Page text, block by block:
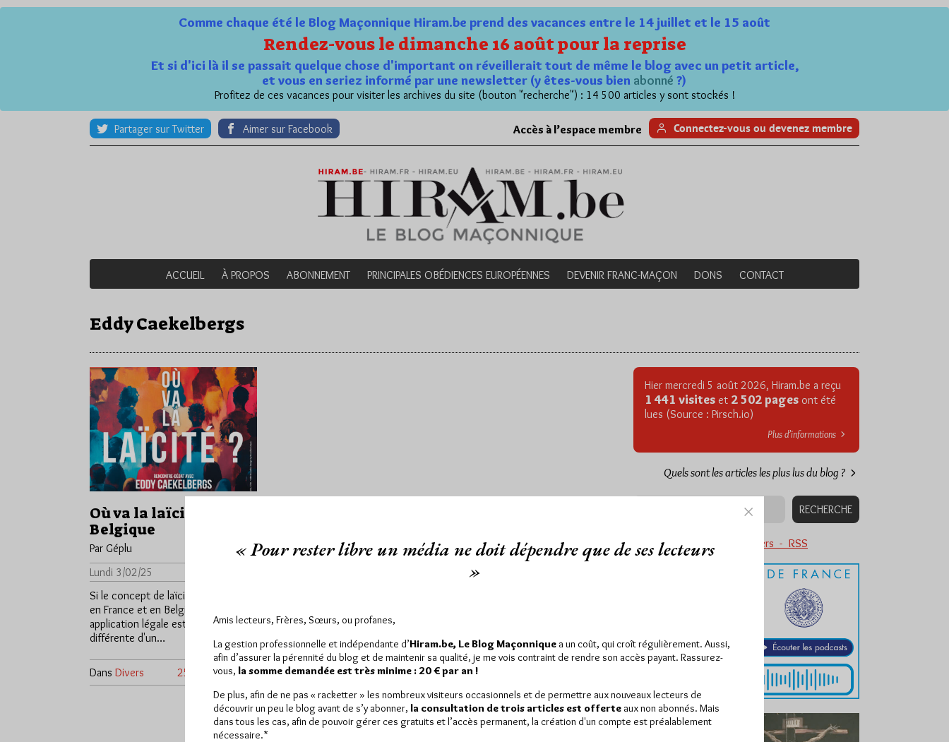
Comme chaque été le Blog Maçonnique Hiram.be prend des vacances entre le 14 juillet et le 15 août
Rendez-vous le dimanche 16 août pour la reprise
Et si d'ici là il se passait quelque chose d'important on réveillerait tout de même le blog avec un petit article,
et vous en seriez informé par une newsletter (y êtes-vous bien abonné ?)
Profitez de ces vacances pour visiter les archives du site (bouton "recherche") : 14 500 articles y sont stockés !
Partager sur Twitter Aimer sur Facebook Accès à l’espace membre Connectez-vous ou devenez membre
ACCUEIL À PROPOS ABONNEMENT PRINCIPALES OBÉDIENCES EUROPÉENNES DEVENIR FRANC-MAÇON DONS CONTACT
Eddy Caekelbergs
Où va la laïcité en
Belgique
Par Géplu
Lundi 3/02/25
Si le concept de laïcité est le même
en France et en Belgique, son
application légale est assez
différente d'un…
Dans Divers 25 commentaires
Hier mercredi 5 août 2026, Hiram.be a reçu
1 441 visites et 2 502 pages ont été
lues (Source : Pirsch.io)
Plus d’informations
Quels sont les articles les plus lus du blog ?
Abonnement aux Newsletters - RSS
« Pour rester libre un média ne doit dépendre que de ses lecteurs
»
Amis lecteurs, Frères, Sœurs, ou profanes,
La gestion professionnelle et indépendante d’Hiram.be, Le Blog Maçonnique a un coût, qui croît régulièrement. Aussi,
afin d’assurer la pérennité du blog et de maintenir sa qualité, je me vois contraint de rendre son accès payant. Rassurez-
vous, la somme demandée est très minime : 20 € par an !
De plus, afin de ne pas « racketter » les nombreux visiteurs occasionnels et de permettre aux nouveaux lecteurs de
découvrir un peu le blog avant de s’y abonner, la consultation de trois articles est offerte aux non abonnés. Mais
dans tous les cas, afin de pouvoir gérer ces gratuits et l’accès permanent, la création d'un compte est préalablement
nécessaire.*